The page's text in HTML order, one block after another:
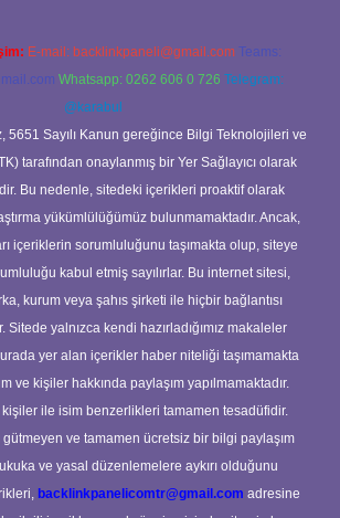
E-mail: backlinkpaneli@gmail.com Teams:
Whatsapp: 0262 606 0 726 Telegram:
@karabul
5651 Sayılı Kanun gereğince Bilgi Teknolojileri ve
tarafından onaylanmış bir Yer Sağlayıcı olarak
Bu nedenle, sitedeki içerikleri proaktif olarak
yükümlülüğümüz bulunmamaktadır. Ancak,
içeriklerin sorumluluğunu taşımakta olup, siteye
kabul etmiş sayılırlar. Bu internet sitesi,
kurum veya şahıs şirketi ile hiçbir bağlantısı
Sitede yalnızca kendi hazırladığımız makaleler
yer alan içerikler haber niteliği taşımamakta
ve kişiler hakkında paylaşım yapılmamaktadır.
ile isim benzerlikleri tamamen tesadüfidir.
gütmeyen ve tamamen ücretsiz bir bilgi paylaşım
ve yasal düzenlemelere aykırı olduğunu
backlinkpanelicomtr@gmail.com adresine